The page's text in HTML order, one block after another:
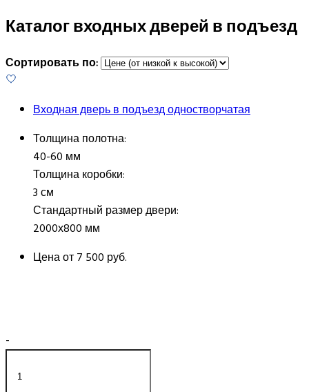
Каталог входных дверей в подъезд
Сортировать по:
Входная дверь в подъезд одностворчатая
Толщина полотна:
40-60 мм
Толщина коробки:
3 см
Стандартный размер двери:
2000х800 мм
Цена от7 500 руб.
-